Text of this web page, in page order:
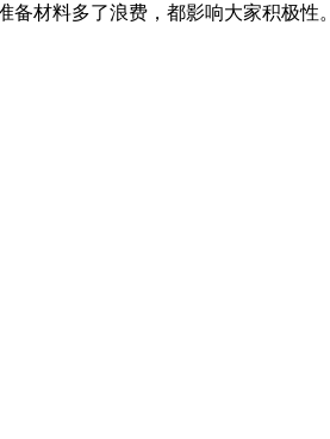
料多了浪费，都影响大家积极性。